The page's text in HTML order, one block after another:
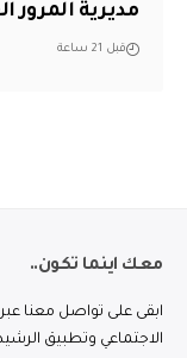
مديرية المرور
قبل 21 ساعة
معك اينما تكون..
ابقى على تواصل معنا
الاجتماعي وتطبيق